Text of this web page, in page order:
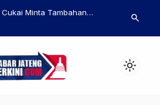
Layanan Dokumen
Tingkat Desa dan Kelurahan
Rembang
search
light_mode